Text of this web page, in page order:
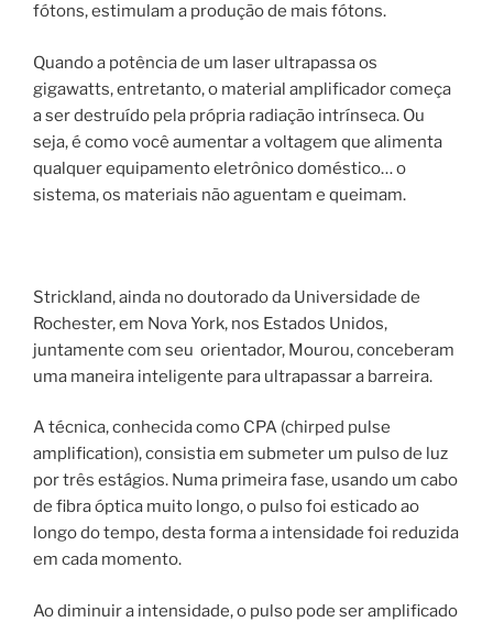
fótons, estimulam a produção de mais fótons.
Quando a potência de um laser ultrapassa os
gigawatts, entretanto, o material amplificador começa
a ser destruído pela própria radiação intrínseca. Ou
seja, é como você aumentar a voltagem que alimenta
qualquer equipamento eletrônico doméstico… o
sistema, os materiais não aguentam e queimam.
Strickland, ainda no doutorado da Universidade de
Rochester, em Nova York, nos Estados Unidos,
juntamente com seu orientador, Mourou, conceberam
uma maneira inteligente para ultrapassar a barreira.
A técnica, conhecida como CPA (chirped pulse
amplification), consistia em submeter um pulso de luz
por três estágios. Numa primeira fase, usando um cabo
de fibra óptica muito longo, o pulso foi esticado ao
longo do tempo, desta forma a intensidade foi reduzida
em cada momento.
Ao diminuir a intensidade, o pulso pode ser amplificado